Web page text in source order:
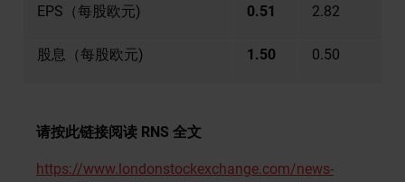
EPS（每股欧元) 0.51 2.82
股息（每股欧元) 1.50 0.50
请按此链接阅读 RNS 全文
https://www.londonstockexchange.com/news-